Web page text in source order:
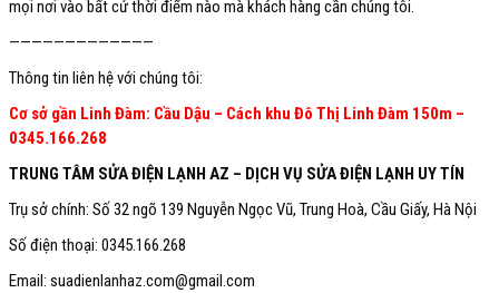
mọi nơi vào bất cứ thời điểm nào mà khách hàng cần chúng tôi.
—————————————
Thông tin liên hệ với chúng tôi:
Cơ sở gần Linh Đàm: Cầu Dậu – Cách khu Đô Thị Linh Đàm 150m –
0345.166.268
TRUNG TÂM SỬA ĐIỆN LẠNH AZ – DỊCH VỤ SỬA ĐIỆN LẠNH UY TÍN
Trụ sở chính: Số 32 ngõ 139 Nguyễn Ngọc Vũ, Trung Hoà, Cầu Giấy, Hà Nội
Số điện thoại: 0345.166.268
Email: suadienlanhaz.com@gmail.com